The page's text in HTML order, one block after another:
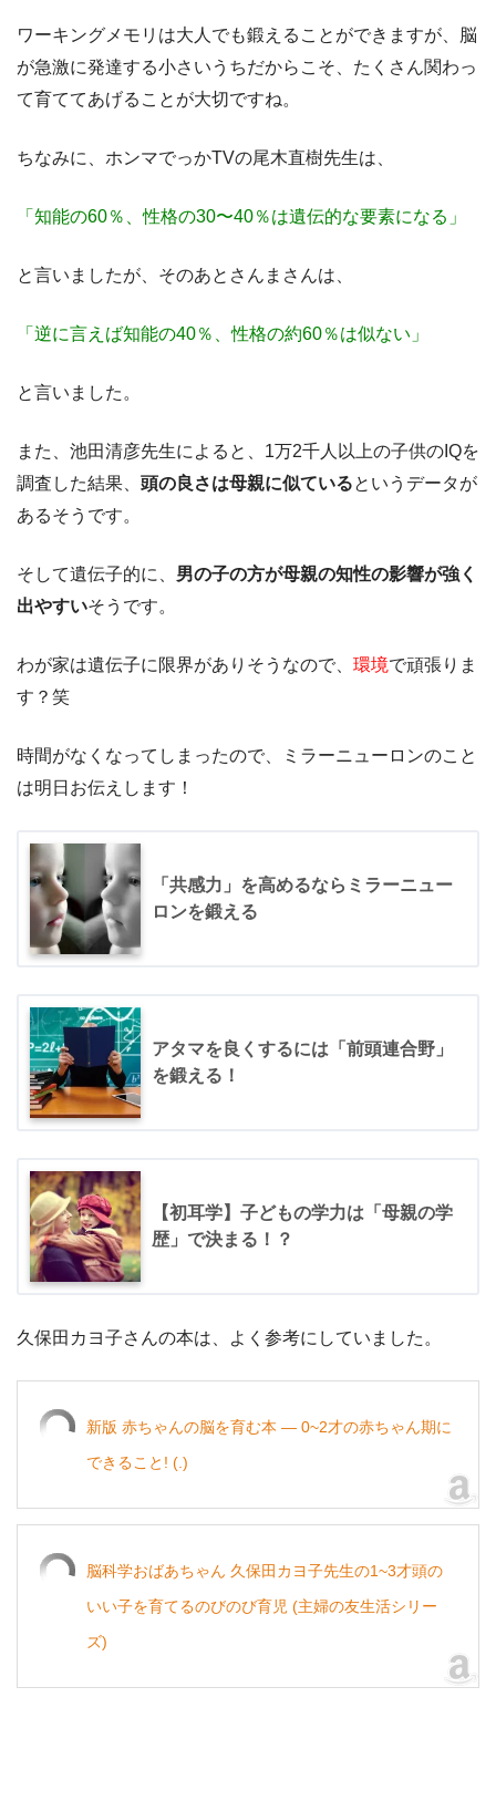
ワーキングメモリは大人でも鍛えることができますが、脳
が急激に発達する小さいうちだからこそ、たくさん関わっ
て育ててあげることが大切ですね。
ちなみに、ホンマでっかTVの尾木直樹先生は、
「知能の60％、性格の30〜40％は遺伝的な要素になる」
と言いましたが、そのあとさんまさんは、
「逆に言えば知能の40％、性格の約60％は似ない」
と言いました。
また、池田清彦先生によると、1万2千人以上の子供のIQを
調査した結果、 頭の良さは母親に似ているというデータが
あるそうです。
そして遺伝子的に、 男の子の方が母親の知性の影響が強く
出やすいそうです。
わが家は遺伝子に限界がありそうなので、 環境で頑張りま
す？笑
時間がなくなってしまったので、ミラーニューロンのこと
は明日お伝えします！
「共感力」を高めるならミラーニュー
ロンを鍛える
アタマを良くするには「前頭連合野」
を鍛える！
【初耳学】子どもの学力は「母親の学
歴」で決まる！？
久保田カヨ子さんの本は、よく参考にしていました。
新版 赤ちゃんの脳を育む本 ― 0~2才の赤ちゃん期に
できること! (.)
脳科学おばあちゃん 久保田カヨ子先生の1~3才頭の
いい子を育てるのびのび育児 (主婦の友生活シリー
ズ)